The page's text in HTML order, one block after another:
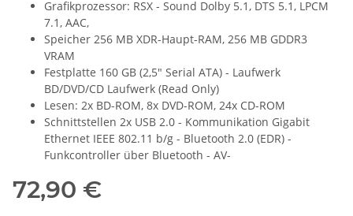
Grafikprozessor: RSX - Sound Dolby 5.1, DTS 5.1, LPCM
7.1, AAC,
Speicher 256 MB XDR-Haupt-RAM, 256 MB GDDR3
VRAM
Festplatte 160 GB (2,5" Serial ATA) - Laufwerk
BD/DVD/CD Laufwerk (Read Only)
Lesen: 2x BD-ROM, 8x DVD-ROM, 24x CD-ROM
Schnittstellen 2x USB 2.0 - Kommunikation Gigabit
Ethernet IEEE 802.11 b/g - Bluetooth 2.0 (EDR) -
Funkcontroller über Bluetooth - AV-
72,90 €